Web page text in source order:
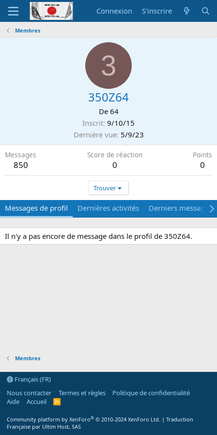
Connexion S'inscrire
Membres
3
350Z64
De 64
Inscrit 9/10/15
Dernière vue 5/9/23
Messages
850
Score de réaction
0
Points
0
Trouver
Messages de profil Dernières activités Derniers messages
Il n'y a pas encore de message dans le profil de 350Z64.
Membres
Français (FR)
Nous contacter
Termes et règles
Politique de confidentialité
Aide
Accueil
R
Community platform by XenForo® © 2010-2024 XenForo Ltd. | Traduction
Française par Ultim Host, SAS